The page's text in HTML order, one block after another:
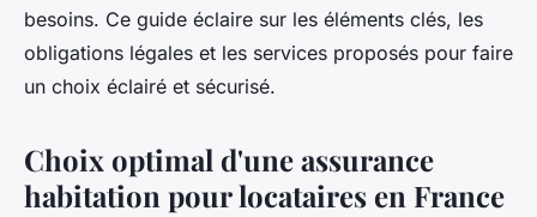
besoins. Ce guide éclaire sur les éléments clés, les
obligations légales et les services proposés pour faire
un choix éclairé et sécurisé.
Choix optimal d'une assurance
habitation pour locataires en France